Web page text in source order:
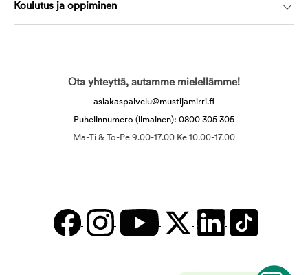
Koulutus ja oppiminen
Ota yhteyttä, autamme mielellämme!
asiakaspalvelu@mustijamirri.fi
Puhelinnumero (ilmainen): 0800 305 305
Ma-Ti & To-Pe 9.00-17.00 Ke 10.00-17.00